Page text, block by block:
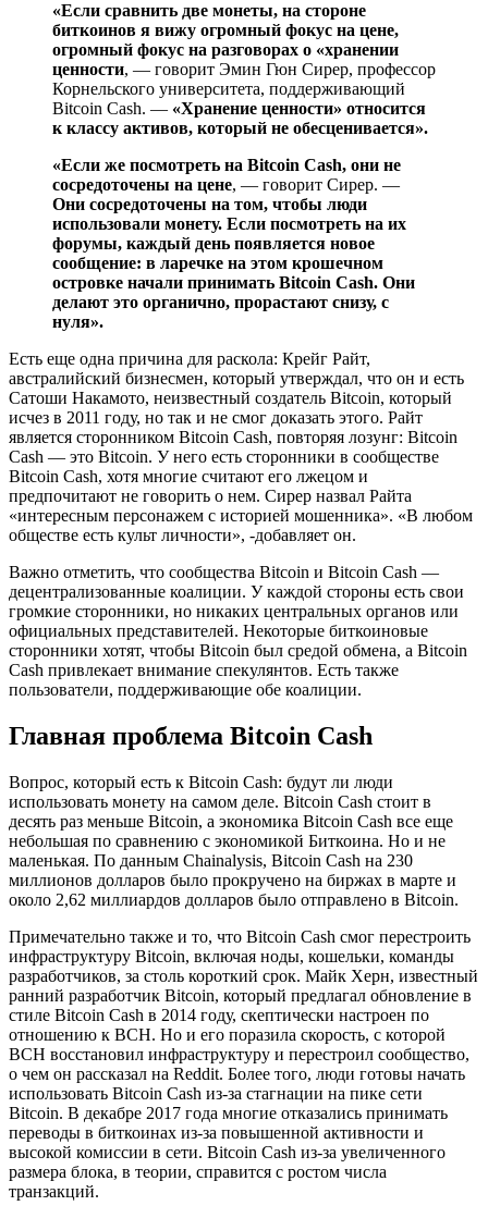
«Если сравнить две монеты, на стороне
биткоинов я вижу огромный фокус на цене,
огромный фокус на разговорах о «хранении
ценности, — говорит Эмин Гюн Сирер, профессор
Корнельского университета, поддерживающий
Bitcoin Cash. — «Хранение ценности» относится
к классу активов, который не обесценивается».
«Если же посмотреть на Bitcoin Cash, они не
сосредоточены на цене, — говорит Сирер. —
Они сосредоточены на том, чтобы люди
использовали монету. Если посмотреть на их
форумы, каждый день появляется новое
сообщение: в ларечке на этом крошечном
островке начали принимать Bitcoin Cash. Они
делают это органично, прорастают снизу, с
нуля».
Есть еще одна причина для раскола: Крейг Райт,
австралийский бизнесмен, который утверждал, что он и есть
Сатоши Накамото, неизвестный создатель Bitcoin, который
исчез в 2011 году, но так и не смог доказать этого. Райт
является сторонником Bitcoin Cash, повторяя лозунг: Bitcoin
Cash — это Bitcoin. У него есть сторонники в сообществе
Bitcoin Cash, хотя многие считают его лжецом и
предпочитают не говорить о нем. Сирер назвал Райта
«интересным персонажем с историей мошенника». «В любом
обществе есть культ личности», -добавляет он.
Важно отметить, что сообщества Bitcoin и Bitcoin Cash —
децентрализованные коалиции. У каждой стороны есть свои
громкие сторонники, но никаких центральных органов или
официальных представителей. Некоторые биткоиновые
сторонники хотят, чтобы Bitcoin был средой обмена, а Bitcoin
Cash привлекает внимание спекулянтов. Есть также
пользователи, поддерживающие обе коалиции.
Главная проблема Bitcoin Cash
Вопрос, который есть к Bitcoin Cash: будут ли люди
использовать монету на самом деле. Bitcoin Cash стоит в
десять раз меньше Bitcoin, а экономика Bitcoin Cash все еще
небольшая по сравнению с экономикой Биткоина. Но и не
маленькая. По данным Chainalysis, Bitcoin Cash на 230
миллионов долларов было прокручено на биржах в марте и
около 2,62 миллиардов долларов было отправлено в Bitcoin.
Примечательно также и то, что Bitcoin Cash смог перестроить
инфраструктуру Bitcoin, включая ноды, кошельки, команды
разработчиков, за столь короткий срок. Майк Херн, известный
ранний разработчик Bitcoin, который предлагал обновление в
стиле Bitcoin Cash в 2014 году, скептически настроен по
отношению к BCH. Но и его поразила скорость, с которой
BCH восстановил инфраструктуру и перестроил сообщество,
о чем он рассказал на Reddit. Более того, люди готовы начать
использовать Bitcoin Cash из-за стагнации на пике сети
Bitcoin. В декабре 2017 года многие отказались принимать
переводы в биткоинах из-за повышенной активности и
высокой комиссии в сети. Bitcoin Cash из-за увеличенного
размера блока, в теории, справится с ростом числа
транзакций.